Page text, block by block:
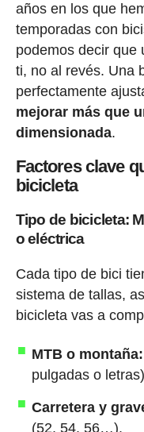
años en los que
temporadas con
podemos decir que
ti, no al revés. Una
perfectamente
mejorar más que
dimensionada.
Factores clave
bicicleta
Tipo de bicicleta:
o eléctrica
Cada tipo de bici
sistema de tallas,
bicicleta vas a
MTB o montaña:
pulgadas o
Carretera y
(52, 54, 56…).